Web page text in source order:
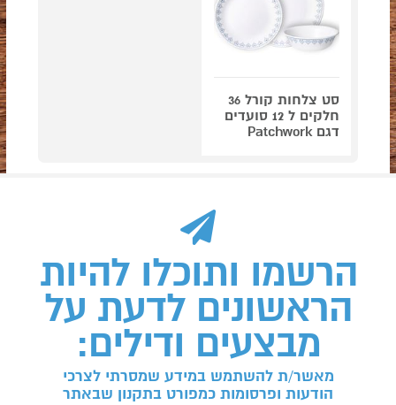
סט צלחות קורל 36
חלקים ל 12 סועדים
דגם Patchwork
הרשמו ותוכלו להיות
הראשונים לדעת על
מבצעים ודילים:
מאשר/ת להשתמש במידע שמסרתי לצרכי
הודעות ופרסומות כמפורט בתקנון שבאתר